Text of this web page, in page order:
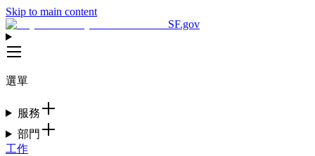
Skip to main content
SF.gov
選單
服務
部門
工作